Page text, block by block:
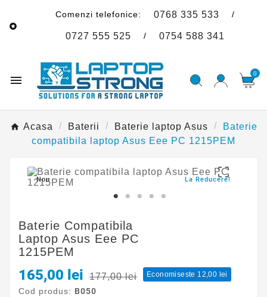

Comenzi telefonice: 0768 335 533
0727 555 525 / 0754 588 341
 0
Acasa Baterii Baterie laptop Asus
Baterie
compatibila laptop Asus Eee PC 1215PEM
Nou La Reducere!

Baterie Compatibila
Laptop Asus Eee PC
1215PEM
165,00 lei 177,00 lei Economiseste 12,00 lei
Cod produs: B050